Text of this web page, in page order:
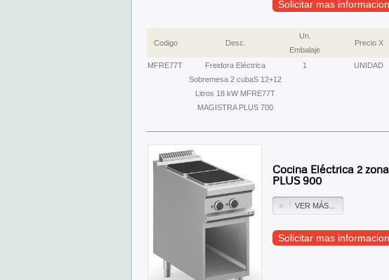
Solicitar mas
Codigo Desc.
Un.
Embalaje
Precio X
MFRE77T
Freidora Eléctrica
Sobremesa 2 cubaS 12+12
Litros 18 kW MFRE77T
MAGISTRA PLUS 700
1 UNIDAD
Cocina Eléctrica 2
PLUS 900
VER MÁS...
Solicitar mas